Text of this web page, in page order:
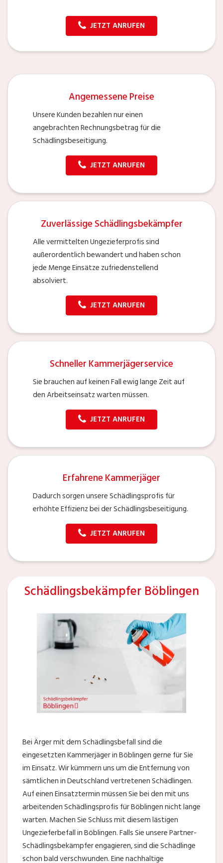
JETZT ANRUFEN
Angemessene Preise
Unsere Kunden bezahlen nur einen
angebrachten Rechnungsbetrag für die
Schädlingsbeseitigung.
JETZT ANRUFEN
Zuverlässige Schädlingsbekämpfer
Alle vermittelten Ungezieferprofis sind
außerordentlich bewandert und haben schon
jede Menge Einsätze zufriedenstellend
absolviert.
JETZT ANRUFEN
Schneller Kammerjägerservice
Sie brauchen auf keinen Fall ewig lange Zeit auf
den Arbeitseinsatz warten müssen.
JETZT ANRUFEN
Erfahrene Kammerjäger
Dadurch sorgen unsere Schädlingsprofis für
erhöhte Effizienz bei der Schädlingsbeseitigung.
JETZT ANRUFEN
Schädlingsbekämpfer Böblingen
Bei Ärger mit dem Schädlingsbefall sind die
eingesetzten Kammerjäger in Böblingen gerne für Sie
im Einsatz. Wir kümmern uns um die Entfernung von
sämtlichen in Deutschland vertretenen Schädlingen.
Auf einen Einsatztermin müssen Sie bei den mit uns
arbeitenden Schädlingsprofis für Böblingen nicht lange
warten. Machen Sie Schluss mit diesem lästigen
Ungezieferbefall in Böblingen. Falls Sie unsere Partner-
Schädlingsbekämpfer engagieren, sind die Schädlinge
schon bald verschwunden. Eine nachhaltige